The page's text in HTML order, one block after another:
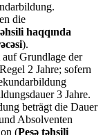
die
haqqında
).
Grundlage der
2 Jahre; sofern
3 Jahre.
beträgt die Dauer
Absolventen
(Peşə təhsili